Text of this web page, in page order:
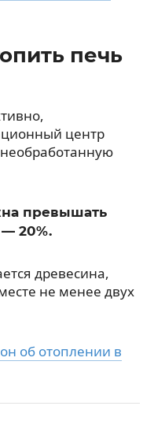
печь
центр
превышать
20%.
древесина,
не менее двух
об отоплении в